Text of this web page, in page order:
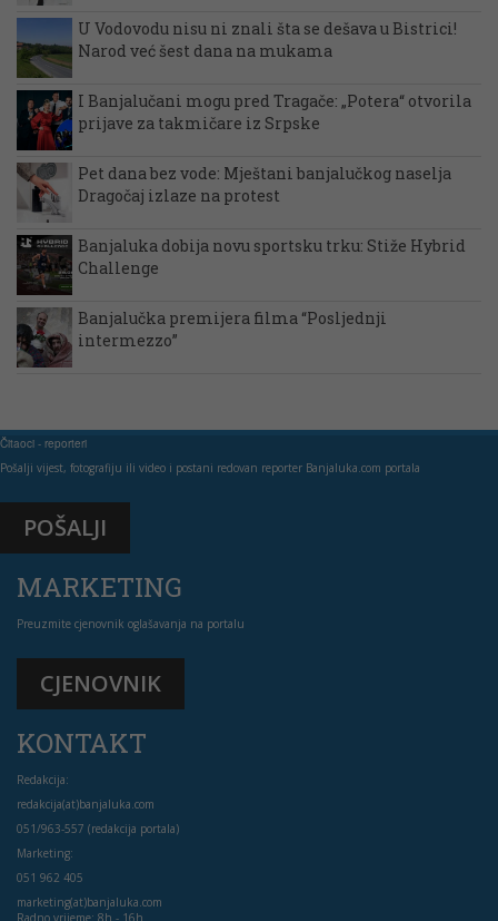
U Vodovodu nisu ni znali šta se dešava u Bistrici!
Narod već šest dana na mukama
I Banjalučani mogu pred Tragače: „Potera“ otvorila
prijave za takmičare iz Srpske
Pet dana bez vode: Mještani banjalučkog naselja
Dragočaj izlaze na protest
Banjaluka dobija novu sportsku trku: Stiže Hybrid
Challenge
Banjalučka premijera filma “Posljednji
intermezzo”
Čitaoci - reporteri
Pošalji vijest, fotografiju ili video i postani redovan reporter Banjaluka.com portala
POŠALJI
MARKETING
Preuzmite cjenovnik oglašavanja na portalu
CJENOVNIK
KONTAKT
Redakcija:
redakcija(at)banjaluka.com
051/963-557 (redakcija portala)
Marketing:
051 962 405
marketing(at)banjaluka.com
Radno vrijeme: 8h - 16h